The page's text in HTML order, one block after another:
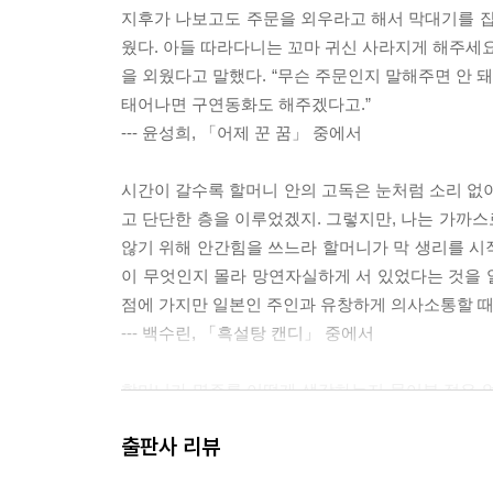
지후가 나보고도 주문을 외우라고 해서 막대기를
웠다. 아들 따라다니는 꼬마 귀신 사라지게 해주
을 외웠다고 말했다. “무슨 주문인지 말해주면 안
태어나면 구연동화도 해주겠다고.”
--- 윤성희, 「어제 꾼 꿈」 중에서
시간이 갈수록 할머니 안의 고독은 눈처럼 소리
고 단단한 층을 이루었겠지. 그렇지만, 나는 가까
않기 위해 안간힘을 쓰느라 할머니가 막 생리를
이 무엇인지 몰라 망연자실하게 서 있었다는 것
점에 가지만 일본인 주인과 유창하게 의사소통할
--- 백수린, 「흑설탕 캔디」 중에서
할머니가 명주를 어떻게 생각하는지 물어본 적은
었다. 하지만 모르는 게 더 많았다.
출판사 리뷰